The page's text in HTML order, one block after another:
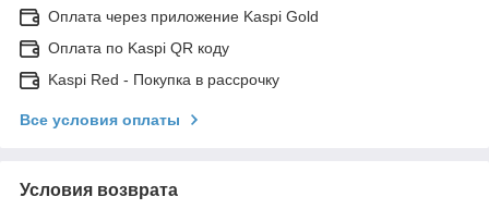
Оплата через приложение Kaspi Gold
Оплата по Kaspi QR коду
Kaspi Red - Покупка в рассрочку
Все условия оплаты
Условия возврата